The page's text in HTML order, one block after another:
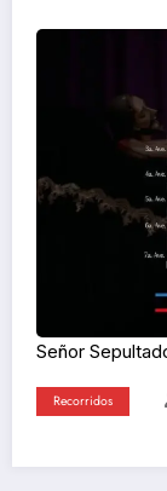
Señor
Recorridos